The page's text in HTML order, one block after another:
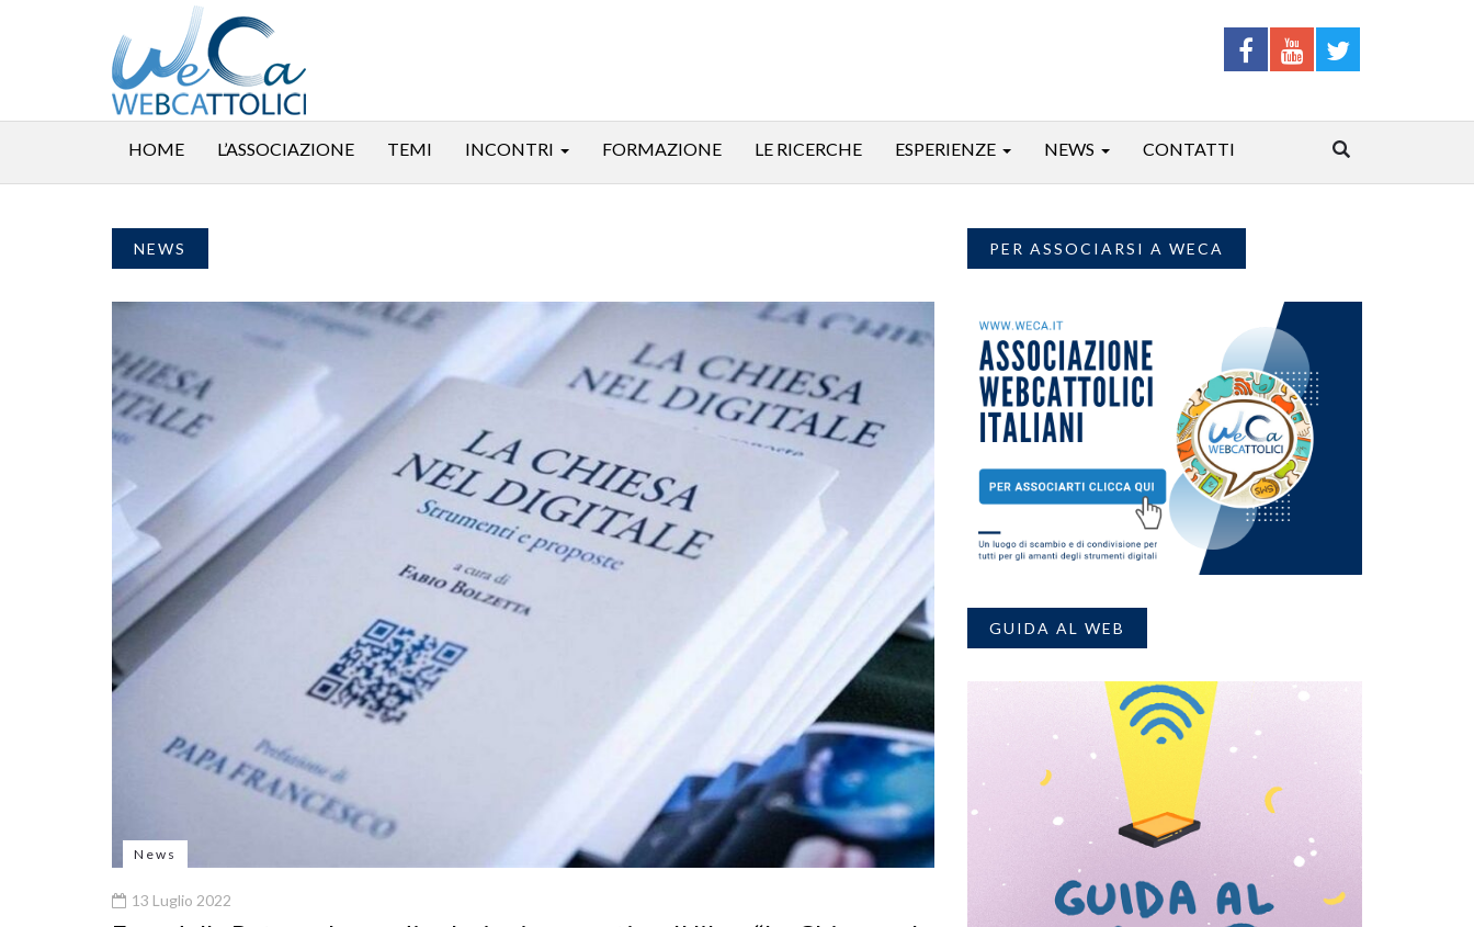
HOME L’ASSOCIAZIONE TEMI INCONTRI FORMAZIONE LE RICERCHE ESPERIENZE NEWS CONTATTI
NEWS
News
13 Luglio 2022
PER ASSOCIARSI A WECA
GUIDA AL WEB